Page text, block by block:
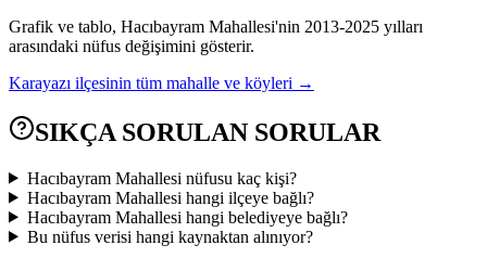
Grafik ve tablo, Hacıbayram Mahallesi'nin 2013-2025 yılları
arasındaki nüfus değişimini gösterir.
Karayazı ilçesinin tüm mahalle ve köyleri →
SIKÇA SORULAN SORULAR
Hacıbayram Mahallesi nüfusu kaç kişi?
Hacıbayram Mahallesi hangi ilçeye bağlı?
Hacıbayram Mahallesi hangi belediyeye bağlı?
Bu nüfus verisi hangi kaynaktan alınıyor?